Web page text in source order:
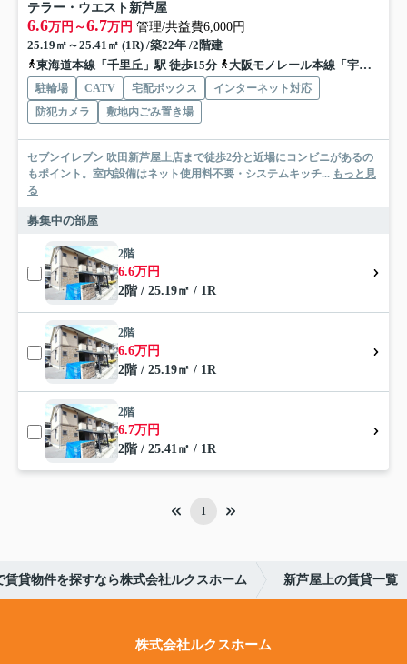
テラー・ウエスト新芦屋
6.6万円～6.7万円 管理/共益費6,000円
25.19㎡～25.41㎡ (1R) /築22年 /2階建
東海道本線「千里丘」駅 徒歩15分
大阪モノレール本線「宇野辺」駅 徒歩15分
駐輪場 CATV 宅配ボックス
インターネット対応
防犯カメラ
敷地内ごみ置き場
セブンイレブン 吹田新芦屋上店まで徒歩2分と近場にコンビニがあるの
もポイント。室内設備はネット使用料不要・システムキッチ... もっと見
る
募集中の部屋
2階
6.6万円
2階 / 25.19㎡ / 1R
2階
6.6万円
2階 / 25.19㎡ / 1R
2階
6.7万円
2階 / 25.41㎡ / 1R
1
賃貸物件を探すなら株式会社ルクスホーム 新芦屋上の賃貸一覧
株式会社ルクスホーム